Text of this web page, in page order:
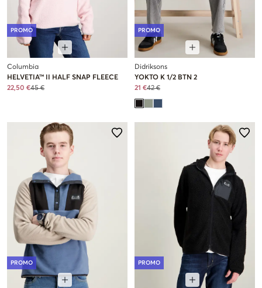
PROMO
Columbia
HELVETIA™ II HALF SNAP FLEECE
22,50 €45 €
PROMO
Didriksons
YOKTO K 1/2 BTN 2
21 €42 €
PROMO PROMO